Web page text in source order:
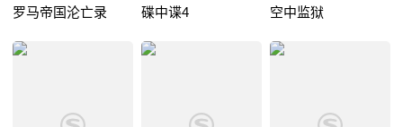
罗马帝国沦亡录 碟中谍4 空中监狱